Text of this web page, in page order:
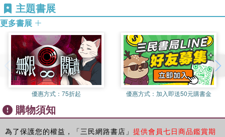
劉素芬
抗戰時期的統治經濟與國營事業
－以廣西紡織機械工廠為例
主題書展
更多書展
優惠方式： 75折起 優惠方式： 加入即送50元購書金
購物須知
為了保護您的權益，「三民網路書店」 提供會員七日商品鑑賞期